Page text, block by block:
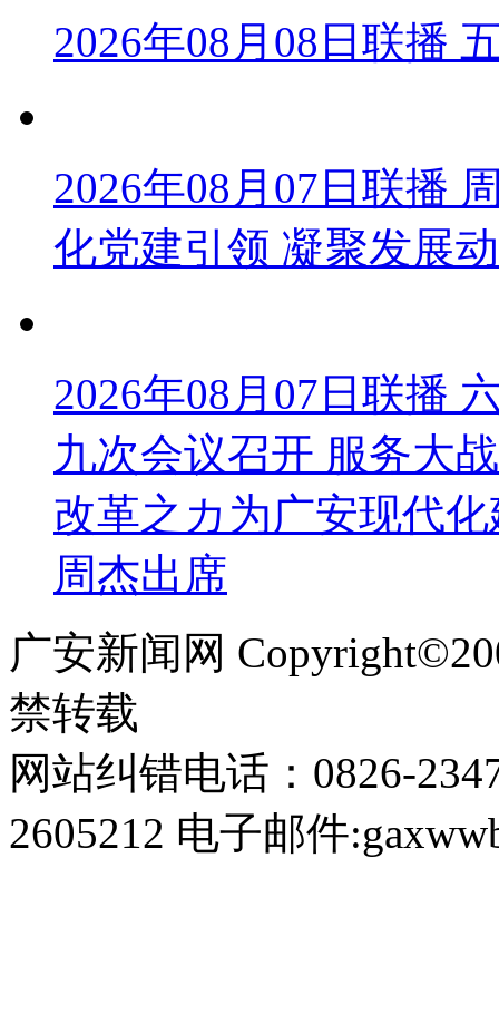
2026年08月08日联播
2026年08月07日联播
化党建引领 凝聚发展
2026年08月07日联播
九次会议召开 服务大
改革之カ为广安现代
周杰出席
广安新闻网
禁转载
网站纠错电话：0826-
2605212 电子邮件